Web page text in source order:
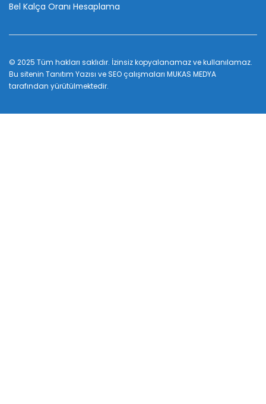
Bel Kalça Oranı Hesaplama
© 2025 Tüm hakları saklıdır. İzinsiz kopyalanamaz ve kullanılamaz.
Bu sitenin Tanıtım Yazısı ve SEO çalışmaları MUKAS MEDYA
tarafından yürütülmektedir.